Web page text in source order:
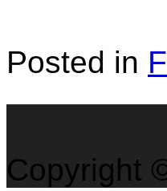
Posted in
Copyright